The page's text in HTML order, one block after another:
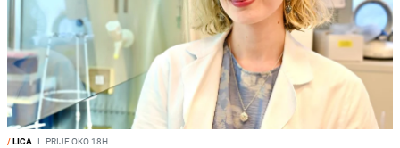
/LICA I PRIJE OKO 18H